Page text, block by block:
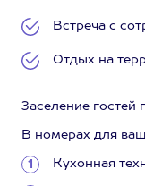
Встреча с
Отдых на
Заселение гостей
В номерах для
Кухонная